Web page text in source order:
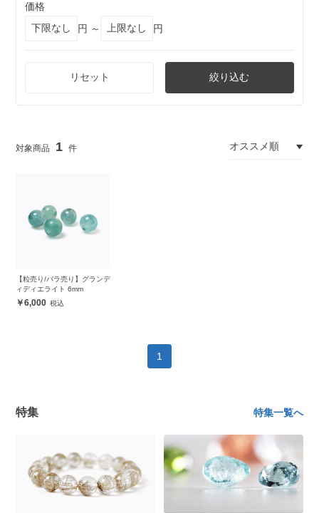
価格
円 ～
円
リセット 絞り込む
1
【粒売り/バラ売り】グランデ
ィディエライト 6mm
6,000
1
特集 特集一覧へ